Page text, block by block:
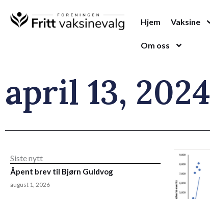
rett
Hjem Vaksine
Om oss
april 13, 2024
Siste nytt
Åpent brev til Bjørn Guldvog
august 1, 2026